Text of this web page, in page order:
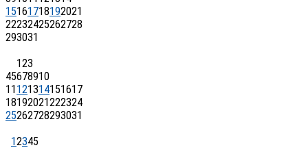
15161718192021
22232425262728
293031
123
45678910
11 121314151617
18192021222324
25262728293031
12345